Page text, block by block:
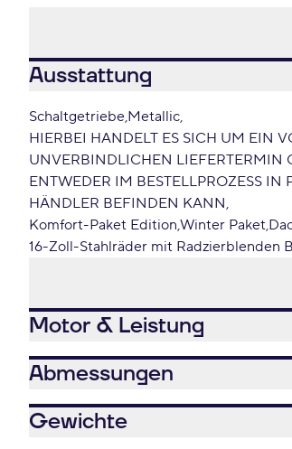
Ausstattung
Schaltgetriebe Metallic
HIERBEI HANDELT ES SICH UM EIN
UNVERBINDLICHEN LIEFERTERMIN
ENTWEDER IM BESTELLPROZESS
HÄNDLER BEFINDEN KANN
Komfort-Paket Edition Winter Paket
16-Zoll-Stahlräder mit Radzierblenden
Motor & Leistung
Abmessungen
Gewichte